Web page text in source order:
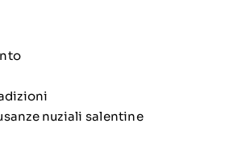
nuziali salentine